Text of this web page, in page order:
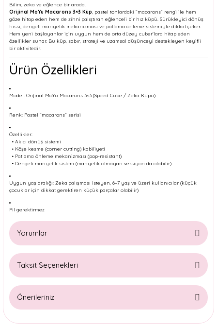
Bilim, zeka ve eğlence bir arada!
Orijinal MoYu Macarons 3×3 Küp, pastel tonlardaki “macarons” rengi ile hem
göze hitap eden hem de zihni çalıştıran eğlenceli bir hız küpü. Sürükleyici dönüş
hissi, dengeli manyetik mekanizması ve patlama önleme sistemiyle dikkat çeker.
Hem yeni başlayanlar için uygun hem de orta düzey cuber’lara hitap eden
özellikler sunar. Bu küp, sabır, strateji ve uzamsal düşünceyi destekleyen keyifli
bir aktivitedir.
Ürün Özellikleri
Model: Orijinal MoYu Macarons 3×3 (Speed Cube / Zeka Küpü)
Renk: Pastel “macarons” serisi
Özellikler:
• Akıcı dönüş sistemi
• Köşe kesme (corner cutting) kabiliyeti
• Patlama önleme mekanizması (pop-resistant)
• Dengeli manyetik sistem (manyetik olmayan versiyon da olabilir)
Uygun yaş aralığı: Zeka çalışması isteyen, 6–7 yaş ve üzeri kullanıcılar (küçük
çocuklar için dikkat gerektiren küçük parçalar olabilir)
Pil gerektirmez
Yorumlar
Taksit Seçenekleri
Önerileriniz
Bu ürünün fiyat bilgisi, resim, ürün açıklamalarında ve diğer